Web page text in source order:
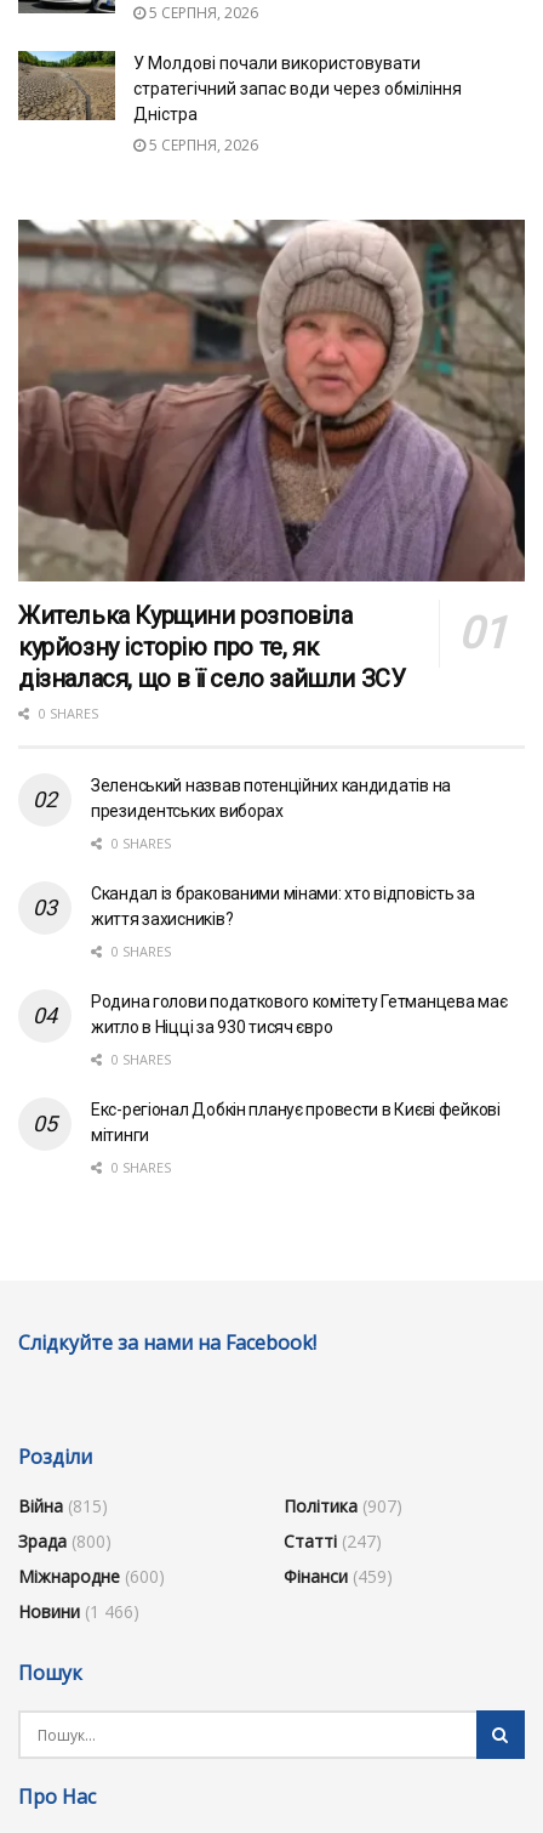
5 СЕРПНЯ, 2026
У Молдові почали використовувати
стратегічний запас води через обміління
Дністра
5 СЕРПНЯ, 2026
Жителька Курщини розповіла
курйозну історію про те, як
дізналася, що в її село зайшли ЗСУ
0 SHARES
Зеленський назвав потенційних кандидатів на
президентських виборах
0 SHARES
Скандал із бракованими мінами: хто відповість за
життя захисників?
0 SHARES
Родина голови податкового комітету Гетманцева має
житло в Ніцці за 930 тисяч євро
0 SHARES
Екс-регіонал Добкін планує провести в Києві фейкові
мітинги
0 SHARES
Слідкуйте за нами на Facebook!
Розділи
Війна (815)
Зрада (800)
Міжнародне (600)
Новини (1 466)
Політика (907)
Статті (247)
Фінанси (459)
Пошук
Про Нас